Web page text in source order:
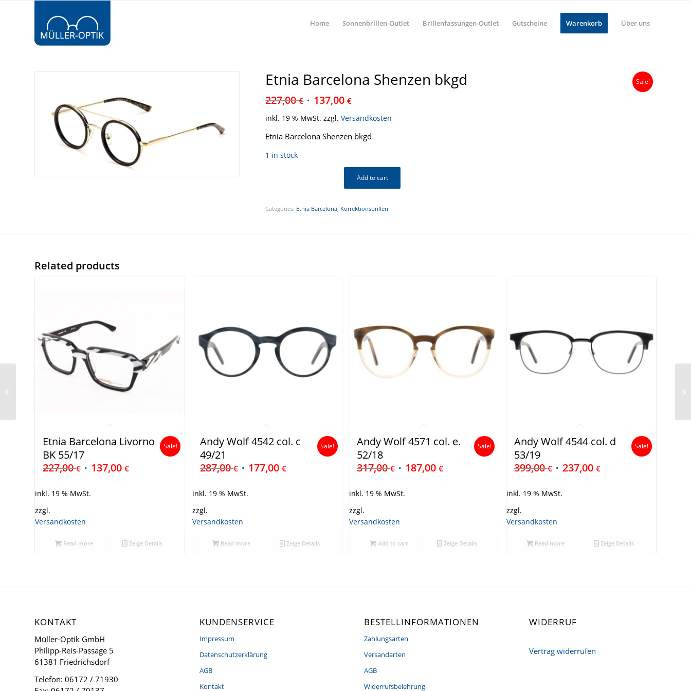
Home Sonnenbrillen-Outlet Brillenfassungen-Outlet Gutscheine Warenkorb Über uns
Sale!
Etnia Barcelona Shenzen bkgd
227,00€ 137,00€
inkl. 19 % MwSt. zzgl.Versandkosten
Etnia Barcelona Shenzen bkgd
1 in stock
Add to cart
Categories: Etnia Barcelona Korrektionsbrillen
Related products
Etnia Barcelona Livorno
BK 55/17
227,00€ 137,00 €
Sale!
inkl. 19 % MwSt.
zzgl.
Versandkosten
Read more Zeige Details
Andy Wolf 4542 col. c
49/21
287,00€ 177,00 €
Sale!
inkl. 19 % MwSt.
zzgl.
Versandkosten
Read more Zeige Details
Andy Wolf 4571 col. e.
52/18
317,00€ 187,00€
Sale!
inkl. 19 % MwSt.
zzgl.
Versandkosten
Add to cart Zeige Details
Andy Wolf 4544 col. d
53/19
399,00€ 237,00 €
Sale!
inkl. 19 % MwSt.
zzgl.
Versandkosten
Read more Zeige Details
KONTAKT
Müller-Optik GmbH
Philipp-Reis-Passage 5
61381 Friedrichsdorf
Telefon: 06172 / 71930
KUNDENSERVICE
Impressum
Datenschutzerklärung
AGB
Kontakt
BESTELLINFORMATIONEN
Zahlungsarten
Versandarten
AGB
Widerrufsbelehrung
WIDERRUF
Vertrag widerrufen